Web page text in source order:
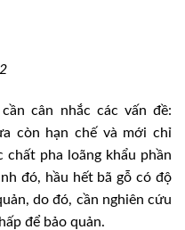
cân nhắc các vấn đề:
còn hạn chế và mới chỉ
pha loãng khẩu phần
đó, hầu hết bã gỗ có độ
do đó, cần nghiên cứu
để bảo quản.